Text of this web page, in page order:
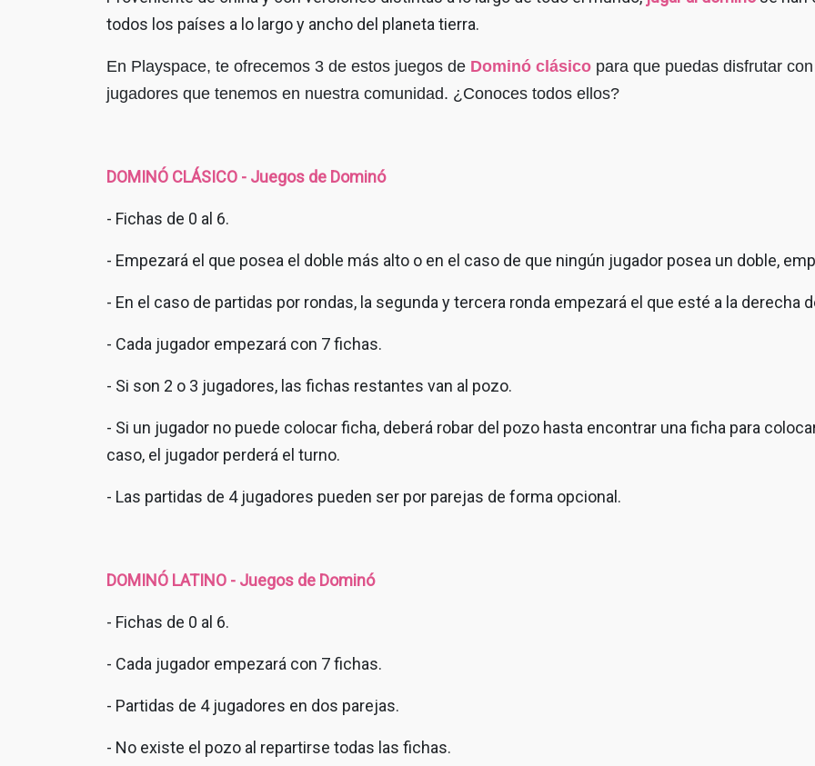
todos los países a lo largo y ancho del planeta tierra.
En Playspace, te ofrecemos 3 de estos juegos de Dominó clásico para que puedas disfrutar
jugadores que tenemos en nuestra comunidad. ¿Conoces todos ellos?
DOMINÓ CLÁSICO - Juegos de Dominó
- Fichas de 0 al 6.
- Empezará el que posea el doble más alto o en el caso de que ningún jugador posea un doble,
- En el caso de partidas por rondas, la segunda y tercera ronda empezará el que esté a la derecha
- Cada jugador empezará con 7 fichas.
- Si son 2 o 3 jugadores, las fichas restantes van al pozo.
- Si un jugador no puede colocar ficha, deberá robar del pozo hasta encontrar una ficha para
caso, el jugador perderá el turno.
- Las partidas de 4 jugadores pueden ser por parejas de forma opcional.
DOMINÓ LATINO - Juegos de Dominó
- Fichas de 0 al 6.
- Cada jugador empezará con 7 fichas.
- Partidas de 4 jugadores en dos parejas.
- No existe el pozo al repartirse todas las fichas.